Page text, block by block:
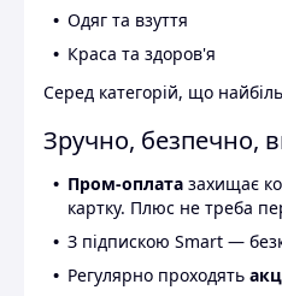
Одяг та взуття
Краса та здоров'я
Серед категорій, що
Зручно, безпечно,
Пром-оплата захищає
картку. Плюс не треба
З підпискою Smart —
Регулярно проходять